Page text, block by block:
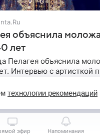
объяснила
лет
Пелагея объяснила
Интервью с артисткой
При этом она
эфир Напоминания
технологии рекомендаций